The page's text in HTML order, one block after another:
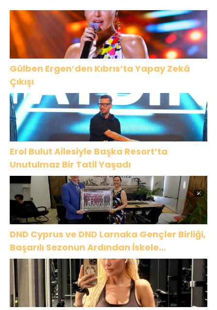
Gülben Ergen’den Kıbrıs’ta Yapay Zekâ
Çıkışı
Erol Bulut Ailesiyle Başka Resort’ta
Unutulmaz Bir Tatil Yaşadı
DND Cyprus ve DND Larnaka Gençler Birliği,
Başarılı Sezonun Ardından İskele
Belediyesi’nde Bir Araya Geldi